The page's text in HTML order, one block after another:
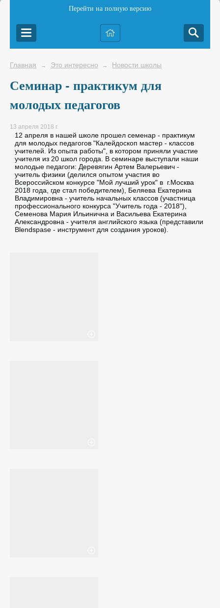
Перейти на полную версию
Главная → Это интересно → Новости школы
Семинар - практикум для
молодых педагогов
13 апреля 2018 г.
12 апреля в нашей школе прошел семенар - практикум
для молодых педагогов "Калейдоскоп мастер - классов
учителей. Из опыта работы", в котором приняли участие
учителя из 20 школ города. В семинаре выступали наши
молодые педагоги: Деревягин Артем Валерьевич -
учитель физики (делился опытом участия во
Всероссийском конкурсе "Мой лучший урок" в г.Москва
2018 года, где стал победителем), Беляева Екатерина
Владимировна - учитель начальных классов (участница
профессионального конкурса "Учитель года - 2018"),
Семенова Мария Ильинична и Васильева Екатерина
Александровна - учителя английского языка (представили
Blendspase - инструмент для создания уроков).